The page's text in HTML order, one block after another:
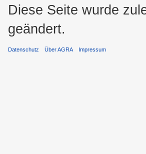
Diese Seite wurde
geändert.
Datenschutz Über AGRA Impressum